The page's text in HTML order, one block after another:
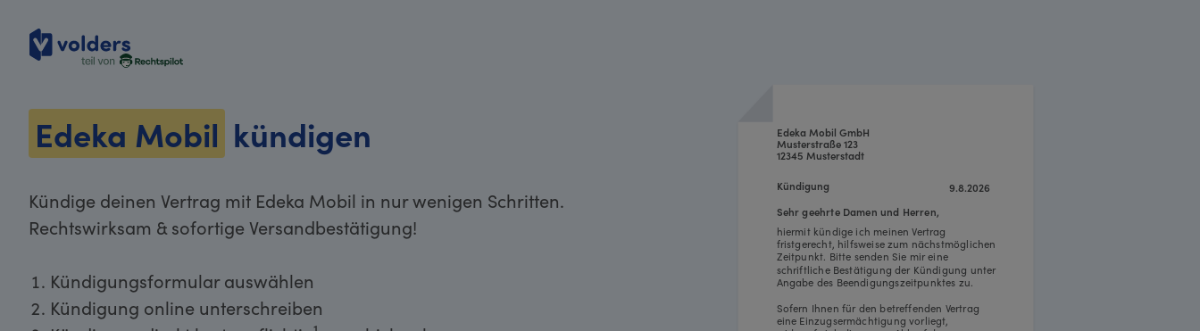
Edeka Mobil kündigen
Kündige deinen Vertrag mit Edeka Mobil in nur wenigen Schritten.
Rechtswirksam & sofortige Versandbestätigung!
Kündigungsformular auswählen
Kündigung online unterschreiben
9.8.2026
Edeka Mobil GmbH
Musterstraße 123
12345 Musterstadt
hiermit kündige ich meinen Vertrag
fristgerecht, hilfsweise zum nächstmöglichen
Zeitpunkt. Bitte senden Sie mir eine
schriftliche Bestätigung der Kündigung unter
Angabe des Beendigungszeitpunktes zu.
Sofern Ihnen für den betreffenden Vertrag
eine Einzugsermächtigung vorliegt,
Sehr geehrte Damen und Herren,
Kündigung